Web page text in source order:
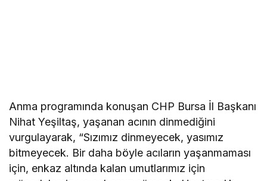
Anma programında konuşan CHP Bursa İl Başkanı
Nihat Yeşiltaş, yaşanan acının dinmediğini
vurgulayarak, “Sızımız dinmeyecek, yasımız
bitmeyecek. Bir daha böyle acıların yaşanmaması
için, enkaz altında kalan umutlarımız için